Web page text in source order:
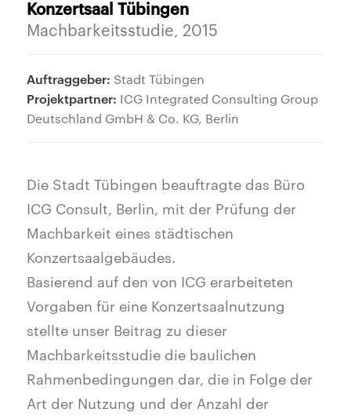
Konzertsaal Tübingen
Machbarkeitsstudie, 2015
Auftraggeber: Stadt Tübingen
Projektpartner: ICG Integrated Consulting Group
Deutschland GmbH & Co. KG, Berlin
Die Stadt Tübingen beauftragte das Büro
ICG Consult, Berlin, mit der Prüfung der
Machbarkeit eines städtischen
Konzertsaalgebäudes.
Basierend auf den von ICG erarbeiteten
Vorgaben für eine Konzertsaalnutzung
stellte unser Beitrag zu dieser
Machbarkeitsstudie die baulichen
Rahmenbedingungen dar, die in Folge der
Art der Nutzung und der Anzahl der